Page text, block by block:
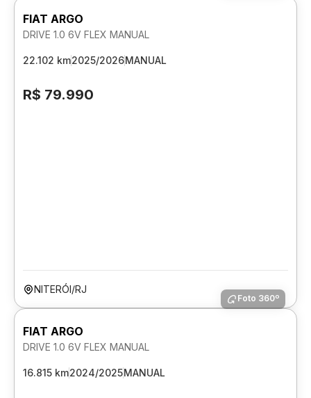
FIAT ARGO
DRIVE 1.0 6V FLEX MANUAL
22.102 km2025/2026MANUAL
R$ 79.990
NITERÓI/RJ
Foto 360º
FIAT ARGO
DRIVE 1.0 6V FLEX MANUAL
16.815 km2024/2025MANUAL